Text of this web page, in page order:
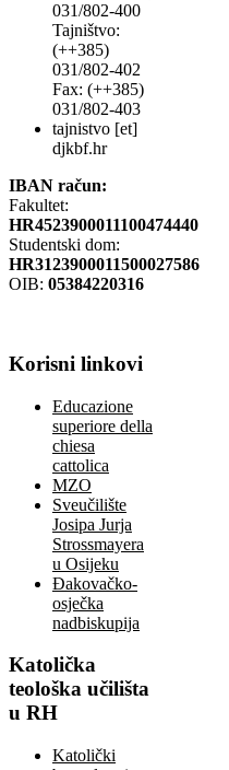
031/802-400
Tajništvo:
(++385)
031/802-402
Fax: (++385)
031/802-403
tajnistvo [et]
djkbf.hr
IBAN račun:
Fakultet:
HR4523900011100474440
Studentski dom:
HR3123900011500027586
OIB: 05384220316
Korisni linkovi
Educazione
superiore della
chiesa
cattolica
MZO
Sveučilište
Josipa Jurja
Strossmayera
u Osijeku
Đakovačko-
osječka
nadbiskupija
Katolička
teološka učilišta
u RH
Katolički